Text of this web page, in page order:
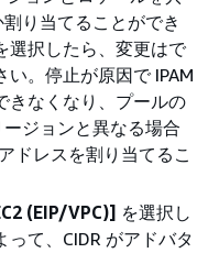
り当てることができ
選択したら、変更はで
。停止が原因で IPAM
きなくなり、プールの
ージョンと異なる場合
ドレスを割り当てるこ
(EIP/VPC)] を選択し
て、CIDR がアドバタ